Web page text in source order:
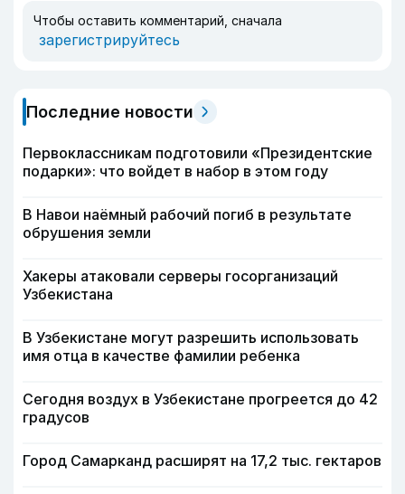
Чтобы оставить комментарий, сначала
зарегистрируйтесь
Последние новости
Первоклассникам подготовили «Президентские
подарки»: что войдет в набор в этом году
В Навои наёмный рабочий погиб в результате
обрушения земли
Хакеры атаковали серверы госорганизаций
Узбекистана
В Узбекистане могут разрешить использовать
имя отца в качестве фамилии ребенка
Сегодня воздух в Узбекистане прогреется до 42
градусов
Город Самарканд расширят на 17,2 тыс. гектаров